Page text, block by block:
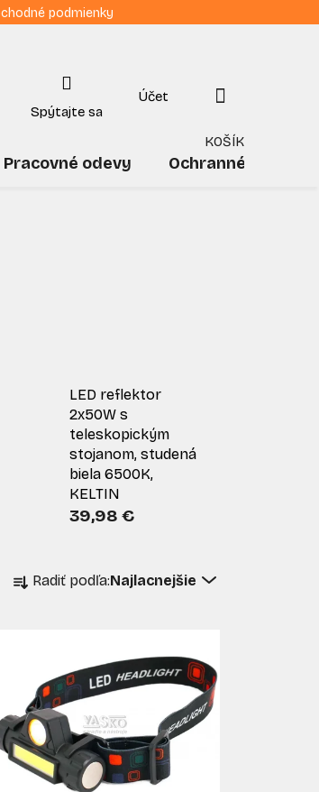
podmienky
NÁKUPNÝ
KOŠÍK
Pracovné odevy Ochranné
LED reflektor
2x50W s
teleskopickým
stojanom, studená
biela 6500K,
KELTIN
39,98 €
a
p
r
o
Radiť podľa:Najlacnejšie